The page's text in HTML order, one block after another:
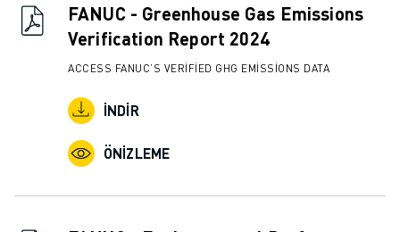
FANUC - Greenhouse Gas Emissions
Verification Report 2024
ACCESS FANUC’S VERIFIED GHG EMISSIONS DATA
İNDIR
ÖNIZLEME